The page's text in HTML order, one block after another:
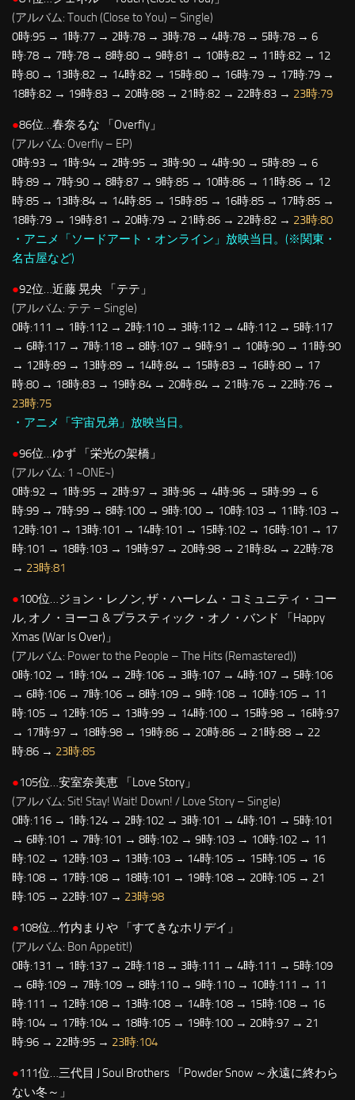
(アルバム: Touch (Close to You) – Single)
0時:95 → 1時:77 → 2時:78 → 3時:78 → 4時:78 → 5時:78 → 6
時:78 → 7時:78 → 8時:80 → 9時:81 → 10時:82 → 11時:82 → 12
時:80 → 13時:82 → 14時:82 → 15時:80 → 16時:79 → 17時:79 →
18時:82 → 19時:83 → 20時:88 → 21時:82 → 22時:83 → 23時:79
●86位…春奈るな 「Overfly」
(アルバム: Overfly – EP)
0時:93 → 1時:94 → 2時:95 → 3時:90 → 4時:90 → 5時:89 → 6
時:89 → 7時:90 → 8時:87 → 9時:85 → 10時:86 → 11時:86 → 12
時:85 → 13時:84 → 14時:85 → 15時:85 → 16時:85 → 17時:85 →
18時:79 → 19時:81 → 20時:79 → 21時:86 → 22時:82 → 23時:80
・アニメ「ソードアート・オンライン」放映当日。(※関東・
名古屋など)
●92位…近藤 晃央 「テテ」
(アルバム: テテ – Single)
0時:111 → 1時:112 → 2時:110 → 3時:112 → 4時:112 → 5時:117
→ 6時:117 → 7時:118 → 8時:107 → 9時:91 → 10時:90 → 11時:90
→ 12時:89 → 13時:89 → 14時:84 → 15時:83 → 16時:80 → 17
時:80 → 18時:83 → 19時:84 → 20時:84 → 21時:76 → 22時:76 →
23時:75
・アニメ「宇宙兄弟」放映当日。
●96位…ゆず 「栄光の架橋」
(アルバム: 1 ~ONE~)
0時:92 → 1時:95 → 2時:97 → 3時:96 → 4時:96 → 5時:99 → 6
時:99 → 7時:99 → 8時:100 → 9時:100 → 10時:103 → 11時:103 →
12時:101 → 13時:101 → 14時:101 → 15時:102 → 16時:101 → 17
時:101 → 18時:103 → 19時:97 → 20時:98 → 21時:84 → 22時:78
→ 23時:81
●100位…ジョン・レノン, ザ・ハーレム・コミュニティ・コー
ル, オノ・ヨーコ & プラスティック・オノ・バンド 「Happy
Xmas (War Is Over)」
(アルバム: Power to the People – The Hits (Remastered))
0時:102 → 1時:104 → 2時:106 → 3時:107 → 4時:107 → 5時:106
→ 6時:106 → 7時:106 → 8時:109 → 9時:108 → 10時:105 → 11
時:105 → 12時:105 → 13時:99 → 14時:100 → 15時:98 → 16時:97
→ 17時:97 → 18時:98 → 19時:86 → 20時:86 → 21時:88 → 22
時:86 → 23時:85
●105位…安室奈美恵 「Love Story」
(アルバム: Sit! Stay! Wait! Down! / Love Story – Single)
0時:116 → 1時:124 → 2時:102 → 3時:101 → 4時:101 → 5時:101
→ 6時:101 → 7時:101 → 8時:102 → 9時:103 → 10時:102 → 11
時:102 → 12時:103 → 13時:103 → 14時:105 → 15時:105 → 16
時:108 → 17時:108 → 18時:101 → 19時:108 → 20時:105 → 21
時:105 → 22時:107 → 23時:98
●108位…竹内まりや 「すてきなホリデイ」
(アルバム: Bon Appetit!)
0時:131 → 1時:137 → 2時:118 → 3時:111 → 4時:111 → 5時:109
→ 6時:109 → 7時:109 → 8時:110 → 9時:110 → 10時:111 → 11
時:111 → 12時:108 → 13時:108 → 14時:108 → 15時:108 → 16
時:104 → 17時:104 → 18時:105 → 19時:100 → 20時:97 → 21
時:96 → 22時:95 → 23時:104
●111位…三代目 J Soul Brothers 「Powder Snow ～永遠に終わら
ない冬～」